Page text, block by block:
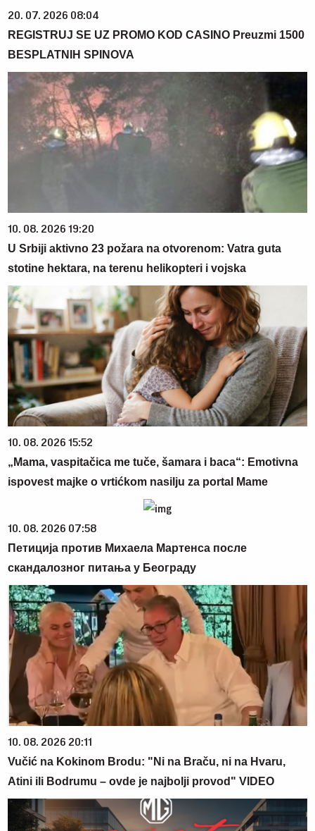
20. 07. 2026 08:04
REGISTRUJ SE UZ PROMO KOD CASINO Preuzmi 1500
BESPLATNIH SPINOVA
10. 08. 2026 19:20
U Srbiji aktivno 23 požara na otvorenom: Vatra guta
stotine hektara, na terenu helikopteri i vojska
10. 08. 2026 15:52
„Mama, vaspitačica me tuče, šamara i baca“: Emotivna
ispovest majke o vrtićkom nasilju za portal Mame
10. 08. 2026 07:58
Петиција против Михаела Мартенса после
скандалозног питања у Београду
10. 08. 2026 20:11
Vučić na Kokinom Brodu: "Ni na Braču, ni na Hvaru,
Atini ili Bodrumu – ovde je najbolji provod" VIDEO